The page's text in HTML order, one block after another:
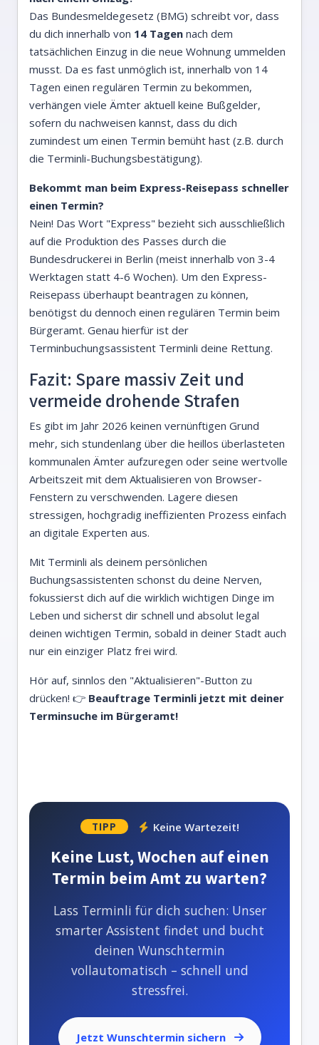
Das Bundesmeldegesetz (BMG) schreibt vor, dass
du dich innerhalb von 14 Tagen nach dem
tatsächlichen Einzug in die neue Wohnung ummelden
musst. Da es fast unmöglich ist, innerhalb von 14
Tagen einen regulären Termin zu bekommen,
verhängen viele Ämter aktuell keine Bußgelder,
sofern du nachweisen kannst, dass du dich
zumindest um einen Termin bemüht hast (z.B. durch
die Terminli-Buchungsbestätigung).
Bekommt man beim Express-Reisepass schneller
einen Termin?
Nein! Das Wort "Express" bezieht sich ausschließlich
auf die Produktion des Passes durch die
Bundesdruckerei in Berlin (meist innerhalb von 3-4
Werktagen statt 4-6 Wochen). Um den Express-
Reisepass überhaupt beantragen zu können,
benötigst du dennoch einen regulären Termin beim
Bürgeramt. Genau hierfür ist der
Terminbuchungsassistent Terminli deine Rettung.
Fazit: Spare massiv Zeit und
vermeide drohende Strafen
Es gibt im Jahr 2026 keinen vernünftigen Grund
mehr, sich stundenlang über die heillos überlasteten
kommunalen Ämter aufzuregen oder seine wertvolle
Arbeitszeit mit dem Aktualisieren von Browser-
Fenstern zu verschwenden. Lagere diesen
stressigen, hochgradig ineffizienten Prozess einfach
an digitale Experten aus.
Mit Terminli als deinem persönlichen
Buchungsassistenten schonst du deine Nerven,
fokussierst dich auf die wirklich wichtigen Dinge im
Leben und sicherst dir schnell und absolut legal
deinen wichtigen Termin, sobald in deiner Stadt auch
nur ein einziger Platz frei wird.
Hör auf, sinnlos den "Aktualisieren"-Button zu
drücken! 👉 Beauftrage Terminli jetzt mit deiner
Terminsuche im Bürgeramt!
TIPP Keine Wartezeit!
Keine Lust, Wochen auf einen
Termin beim Amt zu warten?
Lass Terminli für dich suchen: Unser
smarter Assistent findet und bucht
deinen Wunschtermin
vollautomatisch – schnell und
stressfrei.
Jetzt Wunschtermin sichern